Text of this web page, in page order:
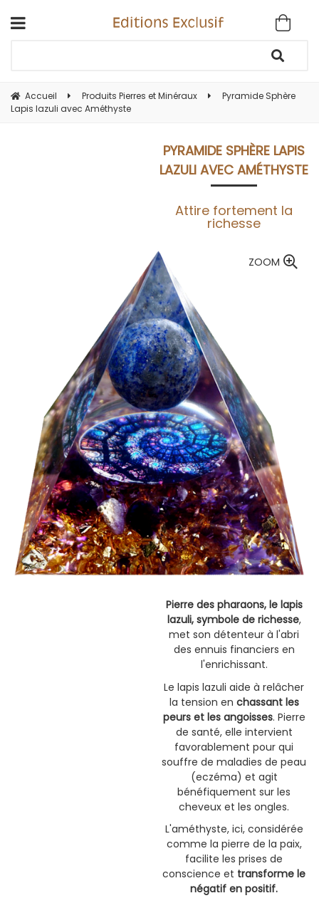
Accueil Produits Pierres et Minéraux
Pyramide Sphère
Lapis lazuli avec Améthyste
PYRAMIDE SPHÈRE LAPIS
LAZULI AVEC AMÉTHYSTE
Attire fortement la
richesse
ZOOM
Pierre des pharaons, le lapis
lazuli, symbole de richesse,
met son détenteur à l'abri
des ennuis financiers en
l'enrichissant.
Le lapis lazuli aide à relâcher
la tension en chassant les
peurs et les angoisses. Pierre
de santé, elle intervient
favorablement pour qui
souffre de maladies de peau
(eczéma) et agit
bénéfiquement sur les
cheveux et les ongles.
L'améthyste, ici, considérée
comme la pierre de la paix,
facilite les prises de
conscience et transforme le
négatif en positif.